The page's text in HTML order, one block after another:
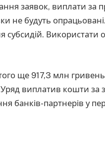
заявок, виплати за
не будуть
Використати
ще 917,3 млн гривень
Уряд виплатив кошти
банків-партнерів у